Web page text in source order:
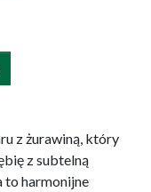
z żurawiną, który
z subtelną
to harmonijne